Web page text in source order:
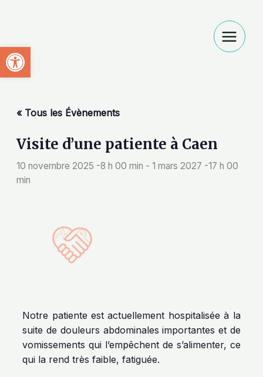
Ouvrir la barre d’outils
« Tous les Évènements
Visite d’une patiente à Caen
10 novembre 2025 -8 h 00 min -1 mars 2027 -17 h 00
min
Notre patiente est actuellement hospitalisée à la
suite de douleurs abdominales importantes et de
vomissements qui l’empêchent de s’alimenter, ce
qui la rend très faible, fatiguée.